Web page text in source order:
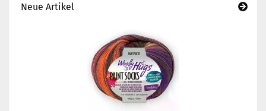
Neue Artikel